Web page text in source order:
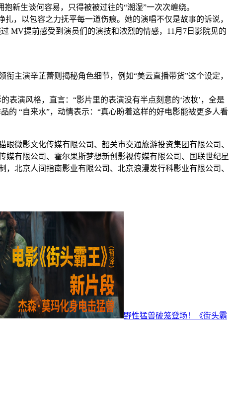
新生谈何容易，只得被被过往的“潮湿”一次次缠绕。
，以包容之力抚平每一道伤痕。她的演唱不仅是故事的诉说，
MV提前感受到演员们的演技和浓烈的情感，11月7日影院见的
主演辛芷蕾则揭秘角色细节，例如“美云直播带货”这个设定，
表演风格，直言：“影片里的表演没有半点刻意的‘浓妆’，全是
的 “自来水”，动情表示：“真心盼着这样的好电影能被更多人看
微影文化传媒有限公司、韶关市交通旅游投资集团有限公司、
有限公司、霍尔果斯梦想新创影视传媒有限公司、国联世纪星
北京人间指南影业有限公司、北京浪漫发行科影业有限公司、
野性猛兽破笼登场！《街头霸